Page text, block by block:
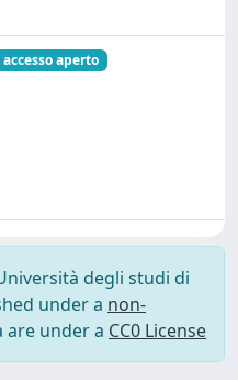
accesso aperto
degli studi di
under a non-
are under a CC0 License